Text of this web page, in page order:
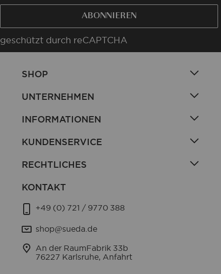
ABONNIEREN
geschützt durch reCAPTCHA
SHOP
UNTERNEHMEN
INFORMATIONEN
KUNDENSERVICE
RECHTLICHES
KONTAKT
+49 (0) 721 / 9770 388
shop@sueda.de
An der RaumFabrik 33b
76227 Karlsruhe, Anfahrt